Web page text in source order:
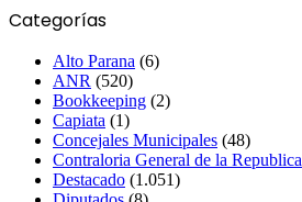
Categorías
Alto Parana (6)
ANR (520)
Bookkeeping (2)
Capiata (1)
Concejales Municipales (48)
Contraloria General de la Republica
Destacado (1.051)